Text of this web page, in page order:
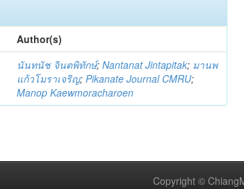
Author(s)
นันทนัช จินตพิทักษ์;Nantanat Jintapitak; มานพ
แก้วโมราเจริญ;Pikanate Journal CMRU;
Manop Kaewmoracharoen
Copyright ©